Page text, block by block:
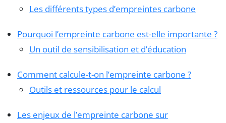
Les différents types d’empreintes carbone
Pourquoi l’empreinte carbone est-elle importante ?
Un outil de sensibilisation et d’éducation
Comment calcule-t-on l’empreinte carbone ?
Outils et ressources pour le calcul
Les enjeux de l’empreinte carbone sur